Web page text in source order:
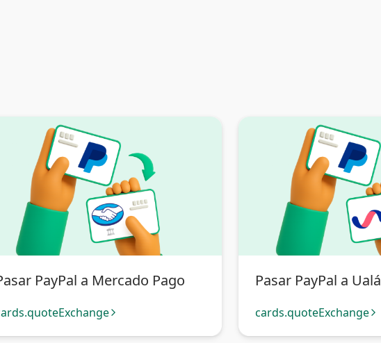
PayPal a Mercado Pago
arrow_forward_ios
Pasar PayPal a Ualá
cards.quoteExchange arrow_forward_ios